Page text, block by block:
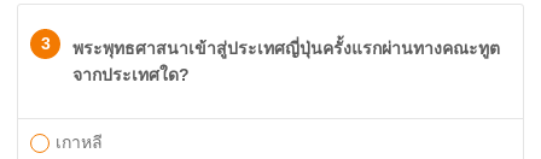
3
พระพุทธศาสนาเข้าสู่ประเทศญี่ปุ่นครั้งแรกผ่านทางคณะทูต
จากประเทศใด?
เกาหลี